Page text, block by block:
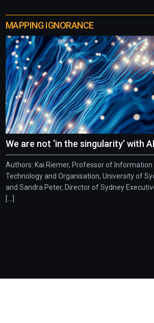
MAPPING IGNORANCE
We are not ‘in the singularity’ with
Authors: Kai Riemer, Professor of Information
Technology and Organisation, University of
and Sandra Peter, Director of Sydney
[...]